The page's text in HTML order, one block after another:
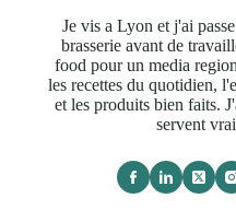
Je vis a Lyon et j'ai
brasserie avant de
food pour un media
les recettes du quotidien,
et les produits bien faits.
servent